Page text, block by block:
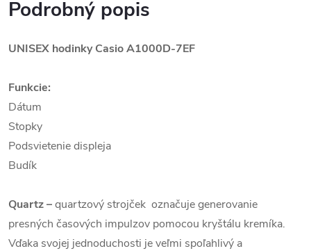
Podrobný popis
UNISEX hodinky CasioA1000D-7EF
Funkcie:
Dátum
Stopky
Podsvietenie displeja
Budík
Quartz–quartzový strojček označuje generovanie
presných časových impulzov pomocou kryštálu kremíka.
Vďaka svojej jednoduchosti je veľmi spoľahlivý a